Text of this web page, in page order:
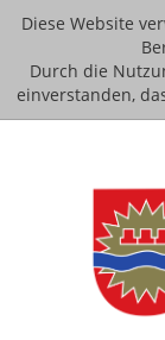
Diese Website
Durch die
einverstanden,